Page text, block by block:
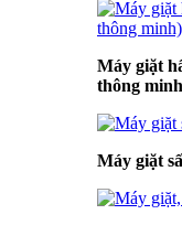
Máy giặt
thông
Máy giặt